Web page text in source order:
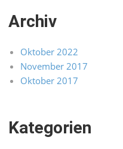
Archiv
Oktober 2022
November 2017
Oktober 2017
Kategorien